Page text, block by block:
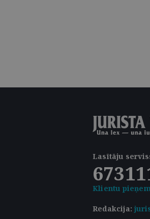
Lasītāju
Klientu
Redakcija: